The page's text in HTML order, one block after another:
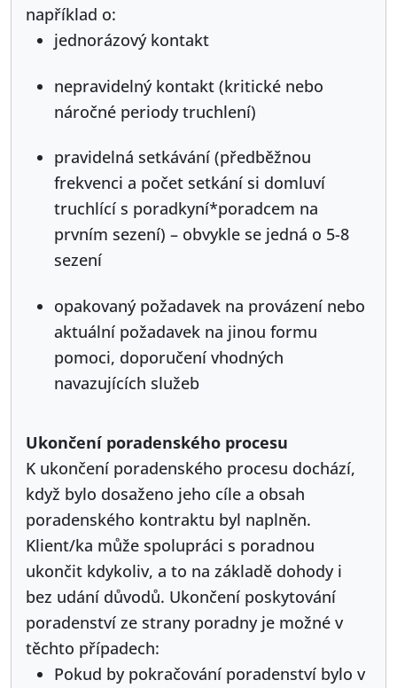
například o:
jednorázový kontakt
nepravidelný kontakt (kritické nebo
náročné periody truchlení)
pravidelná setkávání (předběžnou
frekvenci a počet setkání si domluví
truchlící s poradkyní*poradcem na
prvním sezení) – obvykle se jedná o 5-8
sezení
opakovaný požadavek na provázení nebo
aktuální požadavek na jinou formu
pomoci, doporučení vhodných
navazujících služeb
Ukončení poradenského procesu
K ukončení poradenského procesu dochází,
když bylo dosaženo jeho cíle a obsah
poradenského kontraktu byl naplněn.
Klient/ka může spolupráci s poradnou
ukončit kdykoliv, a to na základě dohody i
bez udání důvodů. Ukončení poskytování
poradenství ze strany poradny je možné v
těchto případech:
Pokud by pokračování poradenství bylo v